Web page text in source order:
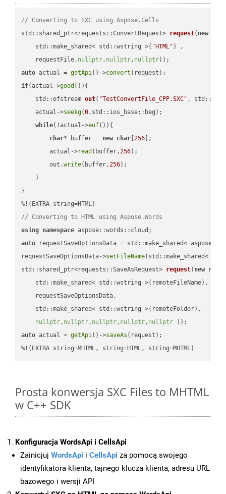
// Converting to SXC using Aspose.Cells
std::shared_ptr<requests::ConvertRequest> request( new
    std::make_shared< std::wstring >(
"HTML" ) ,
    requestFile,
nullptr, nullptr, nullptr))
auto actual = getApi()->convert
if(actual->good ()){
std::ofstream out( "TestConvertFile_CPP.SXC" ,
    actual->
seekg(0,std::ios_base::beg);
while(!actual->eof()){
char* buffer = new char [256 ];
        actual->
read (buffer,256);
        out.
write(buffer,256);
    }
}
// Converting to HTML using Aspose.Words
using namespace
auto requestSaveOptionsData = std::make_shared<
requestSaveOptionsData->setFileName(std::make_shared<
std::shared_ptr<requests::SaveAsRequest> request( new
    std::make_shared< std::wstring >(remoteFileName),
    requestSaveOptionsData,
    std::make_shared< std::wstring >(remoteFolder),
nullptr, nullptr, nullptr, nullptr, nullptr ))
auto actual = getApi()->saveAs (request);
%!(EXTRA string=MHTML, string=HTML, string=MHTML)
Prosta konwersja SXC Files to MHTML
w C++ SDK
Konfiguracja WordsApi i CellsApi
Zainicjuj WordsApi i CellsApi za pomocą swojego
identyfikatora klienta, tajnego klucza klienta, adresu URL
bazowego i wersji API